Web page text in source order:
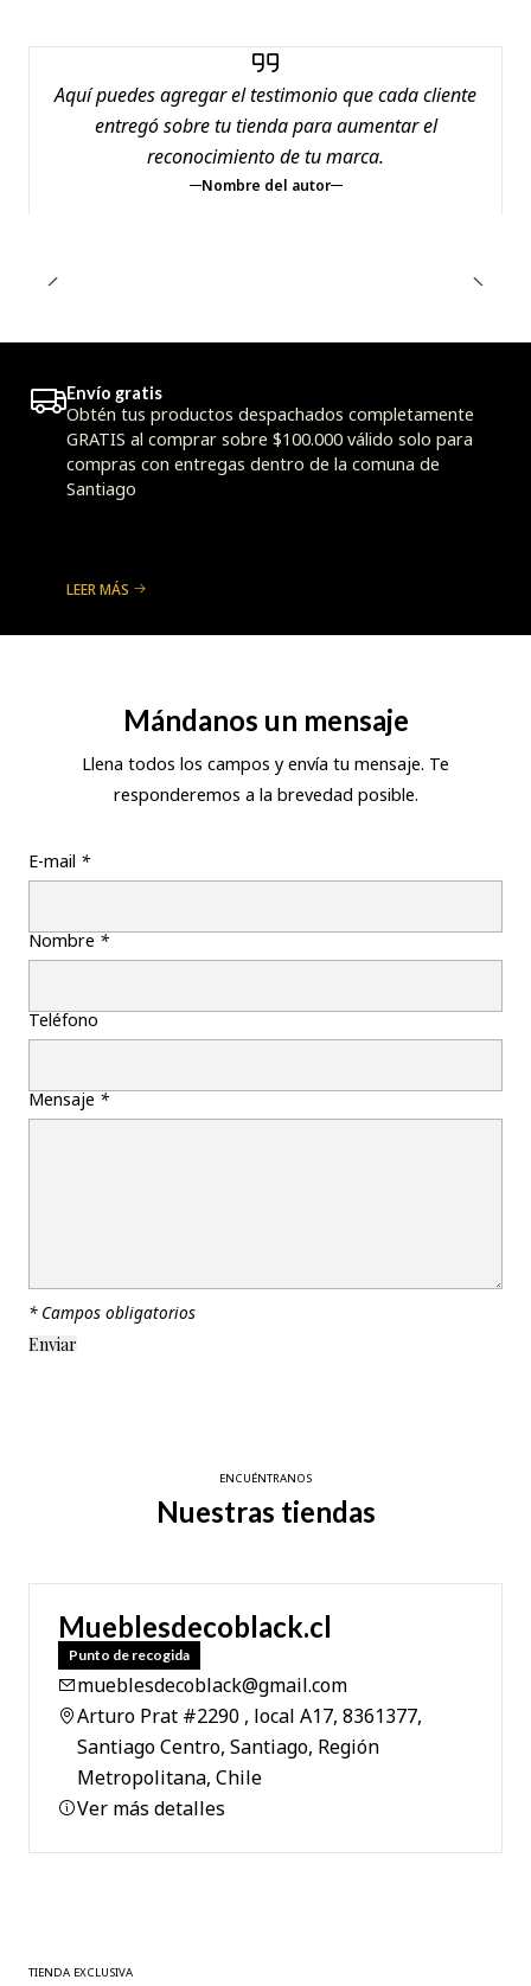
Aquí puedes agregar el testimonio que cada cliente
entregó sobre tu tienda para aumentar el
reconocimiento de tu marca.
Nombre del autor
Envío gratis
Obtén tus productos despachados completamente
GRATIS al comprar sobre $100.000 válido solo para
compras con entregas dentro de la comuna de
Santiago
LEER MÁS
Mándanos un mensaje
Llena todos los campos y envía tu mensaje. Te
responderemos a la brevedad posible.
E-mail *
Nombre*
Teléfono
Mensaje*
* Campos obligatorios
ENCUÉNTRANOS
Nuestras tiendas
Mueblesdecoblack.cl
Punto de recogida
mueblesdecoblack@gmail.com
Arturo Prat #2290 , local A17, 8361377,
Santiago Centro, Santiago, Región
Metropolitana, Chile
Ver más detalles
TIENDA EXCLUSIVA